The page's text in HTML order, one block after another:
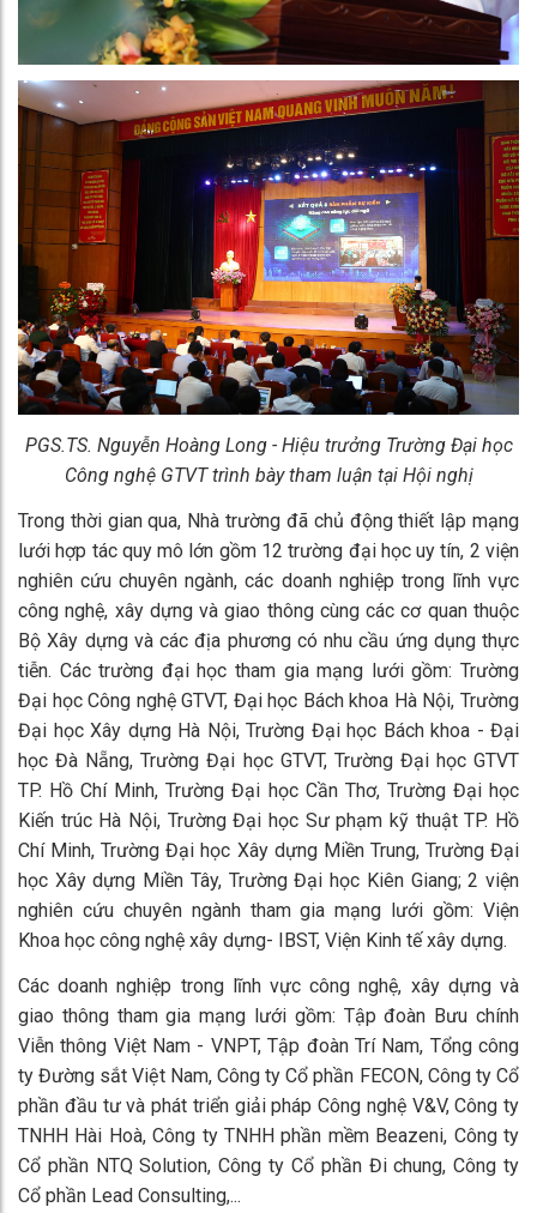
PGS.TS. Nguyễn Hoàng Long - Hiệu trưởng Trường Đại học
Công nghệ GTVT trình bày tham luận tại Hội nghị
Trong thời gian qua, Nhà trường đã chủ động thiết lập mạng
lưới hợp tác quy mô lớn gồm 12 trường đại học uy tín, 2 viện
nghiên cứu chuyên ngành, các doanh nghiệp trong lĩnh vực
công nghệ, xây dựng và giao thông cùng các cơ quan thuộc
Bộ Xây dựng và các địa phương có nhu cầu ứng dụng thực
tiễn. Các trường đại học tham gia mạng lưới gồm: Trường
Đại học Công nghệ GTVT, Đại học Bách khoa Hà Nội, Trường
Đại học Xây dựng Hà Nội, Trường Đại học Bách khoa - Đại
học Đà Nẵng, Trường Đại học GTVT, Trường Đại học GTVT
TP. Hồ Chí Minh, Trường Đại học Cần Thơ, Trường Đại học
Kiến trúc Hà Nội, Trường Đại học Sư phạm kỹ thuật TP. Hồ
Chí Minh, Trường Đại học Xây dựng Miền Trung, Trường Đại
học Xây dựng Miền Tây, Trường Đại học Kiên Giang; 2 viện
nghiên cứu chuyên ngành tham gia mạng lưới gồm: Viện
Khoa học công nghệ xây dựng- IBST, Viện Kinh tế xây dựng.
Các doanh nghiệp trong lĩnh vực công nghệ, xây dựng và
giao thông tham gia mạng lưới gồm: Tập đoàn Bưu chính
Viễn thông Việt Nam - VNPT, Tập đoàn Trí Nam, Tổng công
ty Đường sắt Việt Nam, Công ty Cổ phần FECON, Công ty Cổ
phần đầu tư và phát triển giải pháp Công nghệ V&V, Công ty
TNHH Hài Hoà, Công ty TNHH phần mềm Beazeni, Công ty
Cổ phần NTQ Solution, Công ty Cổ phần Đi chung, Công ty
Cổ phần Lead Consulting,...